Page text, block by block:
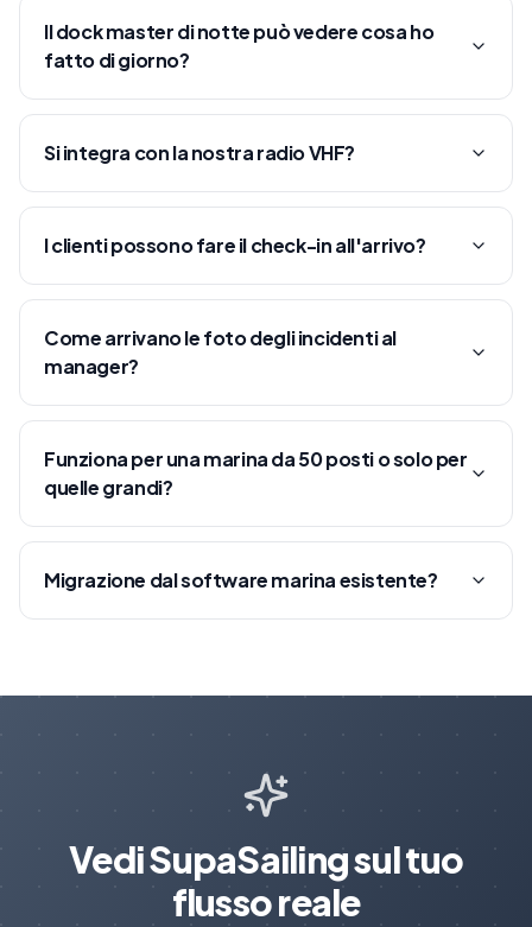
Il dock master di notte può vedere cosa ho
fatto di giorno?
Si integra con la nostra radio VHF?
I clienti possono fare il check-in all'arrivo?
Come arrivano le foto degli incidenti al
manager?
Funziona per una marina da 50 posti o solo per
quelle grandi?
Migrazione dal software marina esistente?
Vedi SupaSailing sul tuo
flusso reale